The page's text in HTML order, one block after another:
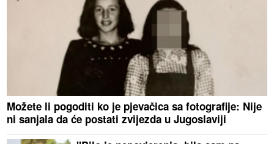
Možete li pogoditi ko je pjevačica sa fotografije: Nije
ni sanjala da će postati zvijezda u Jugoslaviji